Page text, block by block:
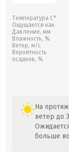
Температура С°
Ощущается как
Давление, мм
Влажность, %
Ветер, м/с
Вероятность
осадков, %
На
ветер до
больше